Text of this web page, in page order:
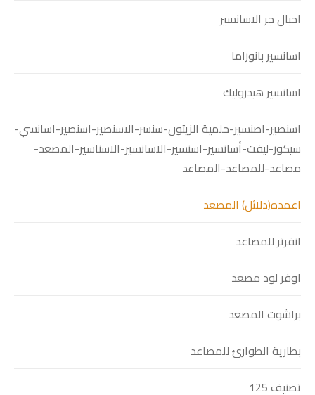
احبال جر الاسانسير
اسانسير بانوراما
اسانسير هيدروليك
اسنصير-اصنسير-حلمية الزيتون-سنسر-الاسنصير-اسنصير-اسانسي-
سيكور-ليفت-أسانسير-اسنسير-الاسانسير-الاسناسير-المصعد-
مصاعد-للمصاعد-المصاعد
اعمده(دلائل) المصعد
انفرتر للمصاعد
اوفر لود مصعد
براشوت المصعد
بطارية الطوارئ للمصاعد
تصنيف 125